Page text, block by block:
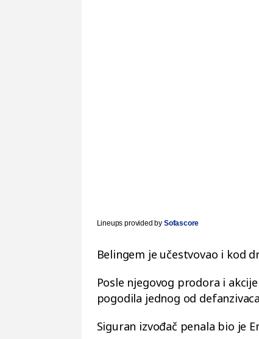
Lineups provided by Sofascore
Belingem je učestvovao i kod
Posle njegovog prodora i
pogodila jednog od
Siguran izvođač penala bio je